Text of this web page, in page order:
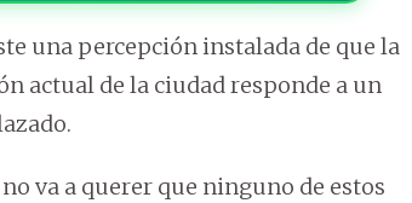
una percepción instalada de que la
actual de la ciudad responde a un
va a querer que ninguno de estos